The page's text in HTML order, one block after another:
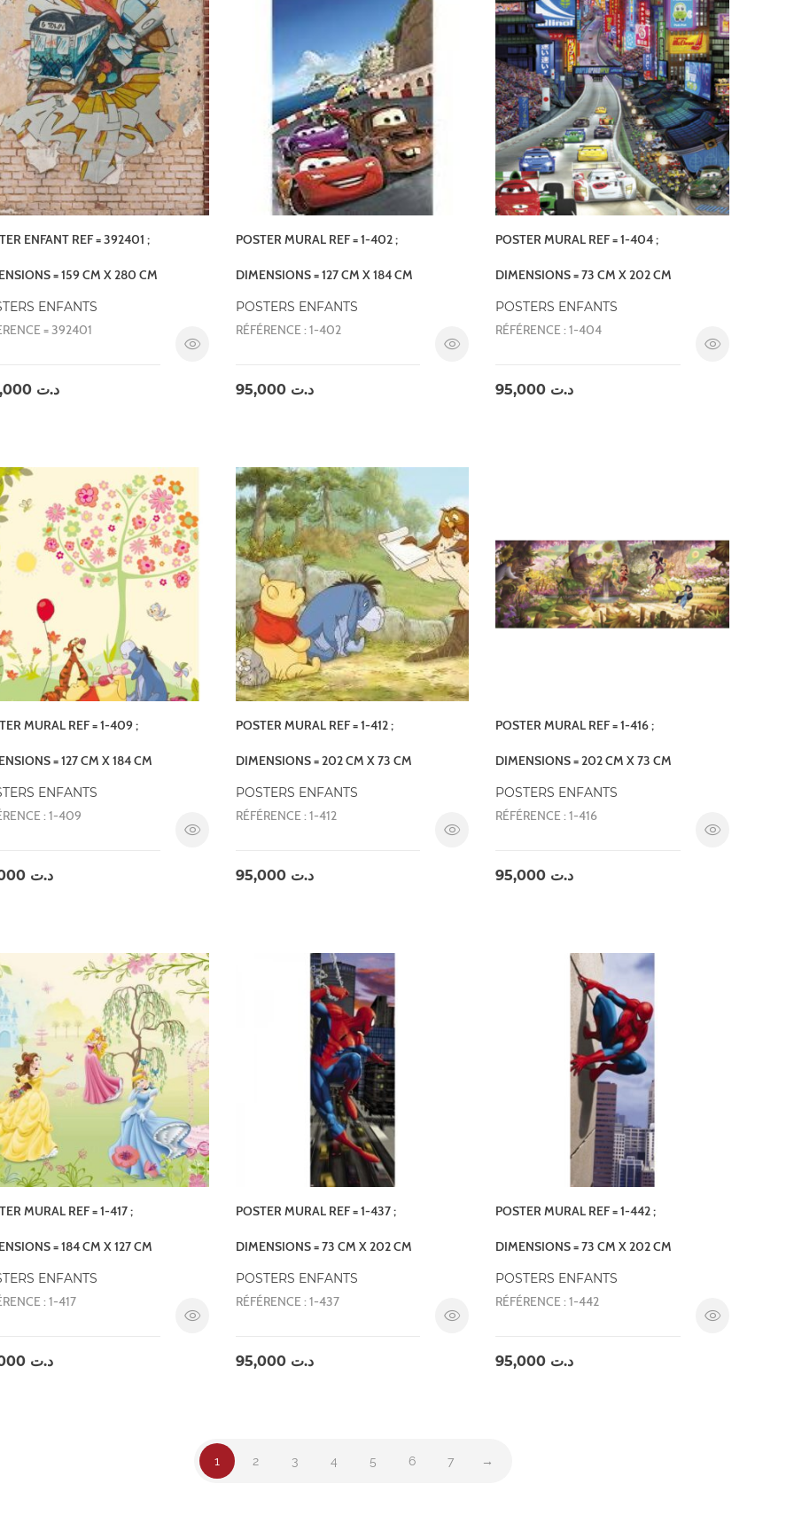
ENFANT REF = 392401 ;
= 159 CM X 280 CM
ENFANTS
= 392401
د.ت
POSTER MURAL REF = 1-402 ;
DIMENSIONS = 127 CM X 184 CM
POSTERS ENFANTS
RÉFÉRENCE : 1-402
د.ت 95,000
POSTER MURAL REF = 1-404 ;
DIMENSIONS = 73 CM X 202 CM
POSTERS ENFANTS
RÉFÉRENCE : 1-404
د.ت
MURAL REF = 1-409 ;
= 127 CM X 184 CM
ENFANTS
: 1-409
د.ت
POSTER MURAL REF = 1-412 ;
DIMENSIONS = 202 CM X 73 CM
POSTERS ENFANTS
RÉFÉRENCE : 1-412
د.ت 95,000
POSTER MURAL REF = 1-416 ;
DIMENSIONS = 202 CM X 73 CM
POSTERS ENFANTS
RÉFÉRENCE : 1-416
د.ت
MURAL REF = 1-417 ;
= 184 CM X 127 CM
ENFANTS
: 1-417
د.ت
POSTER MURAL REF = 1-437 ;
DIMENSIONS = 73 CM X 202 CM
POSTERS ENFANTS
RÉFÉRENCE : 1-437
د.ت 95,000
POSTER MURAL REF = 1-442 ;
DIMENSIONS = 73 CM X 202 CM
POSTERS ENFANTS
RÉFÉRENCE : 1-442
د.ت
1 2 3 4 5 6 7 →